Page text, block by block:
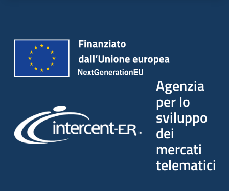
Agenzia
per lo
sviluppo
dei
mercati
telematici